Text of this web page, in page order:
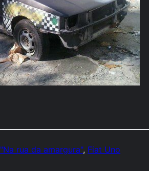
"Na rua da amargura", Fiat Uno